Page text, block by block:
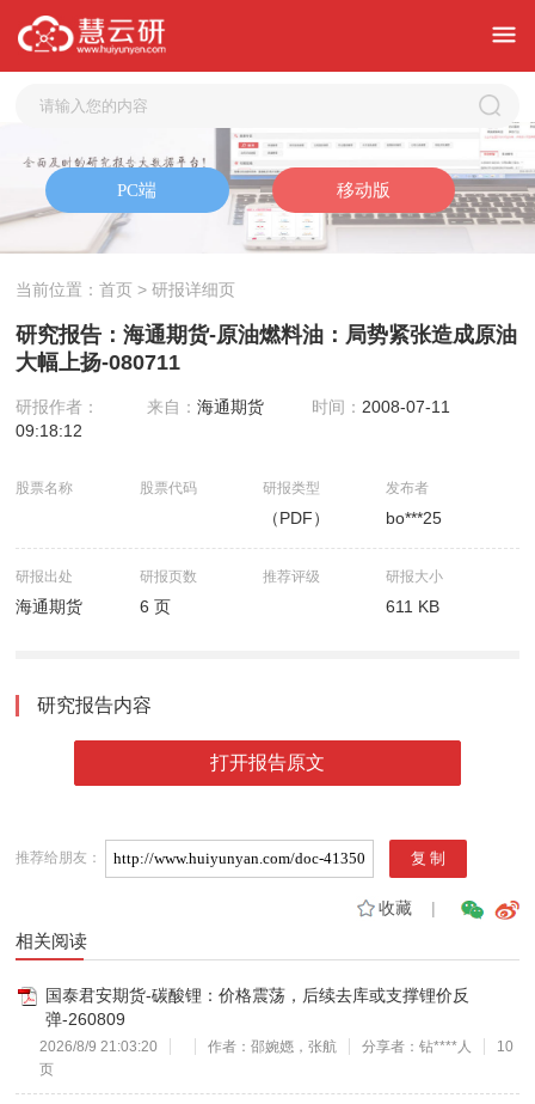
当前位置：首页 > 研报详细页
研究报告：海通期货-原油燃料油：局势紧张造成原油
大幅上扬-080711
研报作者： 来自：海通期货 时间： 2008-07-11
09:18:12
股票名称 股票代码 研报类型
（PDF）
发布者
bo***25
研报出处
海通期货
研报页数
6 页
推荐评级 研报大小
611 KB
研究报告内容
打开报告原文
推荐给朋友：
收藏|
相关阅读
国泰君安期货-碳酸锂：价格震荡，后续去库或支撑锂价反
弹-260809
2026/8/9 21:03:20 作者：邵婉嫕，张航 分享者：钻****人
10
页